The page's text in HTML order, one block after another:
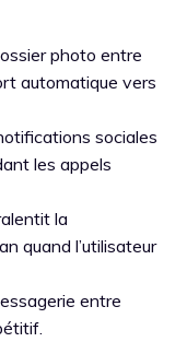
photo entre
automatique vers
sociales
les appels
la
quand l’utilisateur
entre